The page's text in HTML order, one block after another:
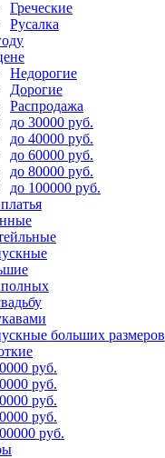
Греческие
Русалка
Недорогие
Дорогие
Распродажа
до 30000 руб.
до 40000 руб.
до 60000 руб.
до 80000 руб.
до 100000 руб.
больших размеров
руб.
руб.
руб.
руб.
руб.